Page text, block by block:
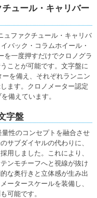
ュール・キャリバー
ュファクチュール・キャリバ
バック・コラムホイール・
を一度押すだけでクロノグラ
ことが可能です。文字盤に
を備え、それぞれランニン
ます。クロノメーター認定
備えています。
字盤
性のコンセプトを融合させ
サブダイヤルの代わりに、
用しました。これにより、
ンモチーフへと視線が抜け
な奥行きと立体感が生み出
ータースケールを装備し、
可能です。